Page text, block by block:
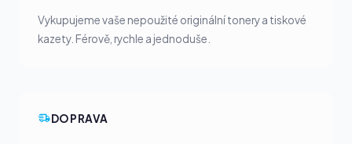
Vykupujeme vaše nepoužité originální tonery a tiskové
kazety. Férově, rychle a jednoduše.
DOPRAVA